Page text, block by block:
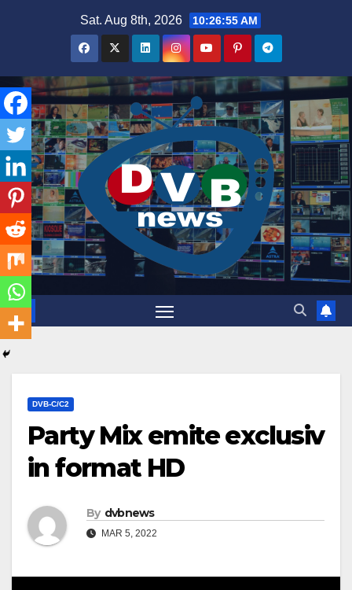
Sat. Aug 8th, 2026 10:26:55 AM
DVB-C/C2
Party Mix emite exclusiv
in format HD
By dvbnews
MAR 5, 2022